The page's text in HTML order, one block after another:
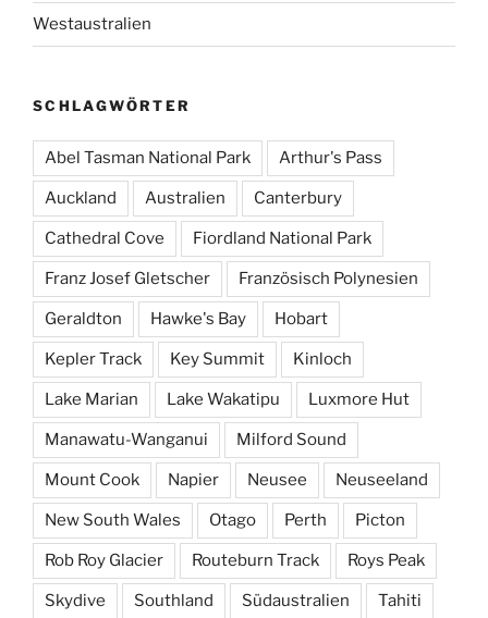
Westaustralien
SCHLAGWÖRTER
Abel Tasman National Park Arthur's Pass
Auckland Australien Canterbury
Cathedral Cove Fiordland National Park
Franz Josef Gletscher Französisch Polynesien
Geraldton Hawke's Bay Hobart
Kepler Track Key Summit Kinloch
Lake Marian Lake Wakatipu Luxmore Hut
Manawatu-Wanganui Milford Sound
Mount Cook Napier Neusee Neuseeland
New South Wales Otago Perth Picton
Rob Roy Glacier Routeburn Track Roys Peak
Skydive Southland Südaustralien Tahiti